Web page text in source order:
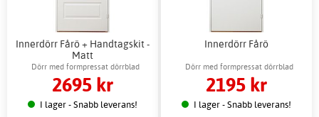
Innerdörr Fårö + Handtagskit -
Matt
Dörr med formpressat dörrblad
2695 kr
I lager - Snabb leverans!
Innerdörr Fårö
Dörr med formpressat dörrblad
2195 kr
I lager - Snabb leverans!